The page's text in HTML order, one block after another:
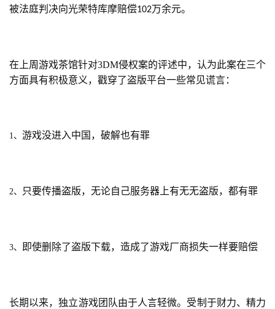
休
戏
5
届
7
被法庭判决向光荣特库摩赔偿102万余元。
在上周游戏茶馆针对3DM侵权案的评述中，认为此案在三个
方面具有积极意义，戳穿了盗版平台一些常见谎言：
1、 游戏没进入中国，破解也有罪
2、 只要传播盗版，无论自己服务器上有无无盗版，都有罪
3、 即使删除了盗版下载，造成了游戏厂商损失一样要赔偿
长期以来，独立游戏团队由于人言轻微。受制于财力、精力